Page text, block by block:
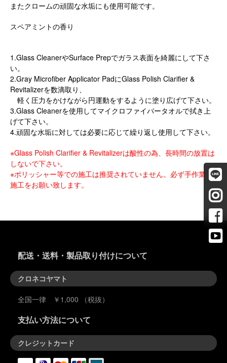
またクロームの頑固な水垢にも使用可能です。
スペアミントの香り
1.Glass CleanerやSurface Prepでガラス表面を綺麗にして下さ
い。
2.Gray Microfiber Applicator PadにGlass Polish Clarifier &
Revitalizerを数滴取り、
軽く圧力をかけながら円運動をするように塗り広げて下さい。
3.Glass Cleanerを使用してマイクロファイバータオルで拭き上
げて下さい。
4.頑固な水垢に対しては必要に応じて繰り返し使用して下さい。
※Glass Polish Clarifier & Revitalizerは酸性の為、長時間の放置は
しないで下さい。
※ポリッシャー等での施工は推奨されていません。必ず手作業で
施工をお願い致します。
配送・送料・製品取り付けについて
クロネコヤマト
全国一律 ￥1,000 （税抜）
支払い方法について
クレジットカード